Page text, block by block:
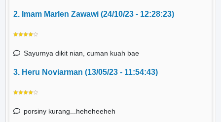
2. Imam Marlen Zawawi (24/10/23 - 12:28:23)
Sayurnya dikit nian, cuman kuah bae
3. Heru Noviarman (13/05/23 - 11:54:43)
porsiny kurang...heheheeheh